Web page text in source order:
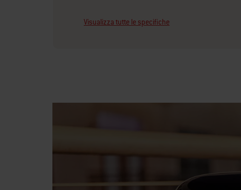
Visualizza tutte le specifiche